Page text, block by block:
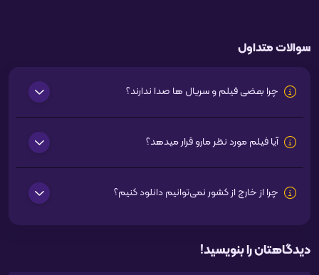
سوالات متداول
چرا بعضی فیلم و سریال ها صدا ندارند؟
آیا فیلم مورد نظر مارو قرار میدهد؟
چرا از خارج از کشور نمی‌توانیم دانلود کنیم؟
دیدگاهتان را بنویسید!